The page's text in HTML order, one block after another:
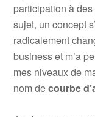
participation à
sujet, un concept
radicalement
business et m’a
mes niveaux de
nom decourbe